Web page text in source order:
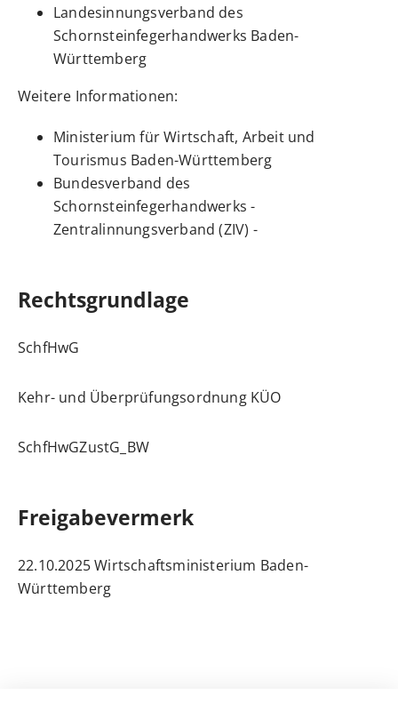
Landesinnungsverband des
Schornsteinfegerhandwerks Baden-
Württemberg
Weitere Informationen:
Ministerium für Wirtschaft, Arbeit und
Tourismus Baden-Württemberg
Bundesverband des
Schornsteinfegerhandwerks -
Zentralinnungsverband (ZIV) -
Rechtsgrundlage
SchfHwG
Kehr- und ÜberprüfungsordnungKÜO
SchfHwGZustG_BW
Freigabevermerk
22.10.2025 Wirtschaftsministerium Baden-
Württemberg